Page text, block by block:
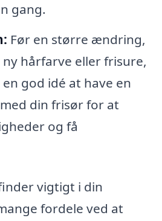
gang.
Før en større ændring,
ny hårfarve eller frisure,
god idé at have en
din frisør for at
og få
vigtigt i din
fordele ved at